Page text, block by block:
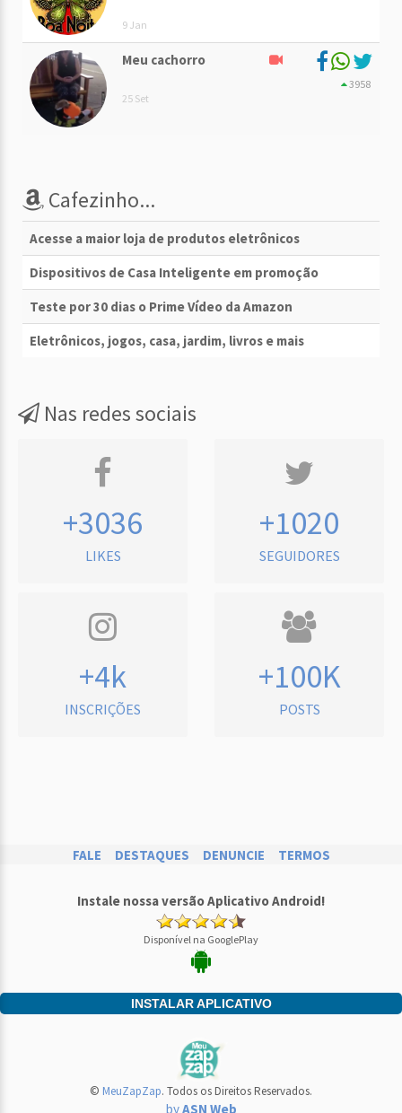
9 Jan
Meu cachorro
25 Set
3958
Cafezinho...
Acesse a maior loja de produtos eletrônicos
Dispositivos de Casa Inteligente em promoção
Teste por 30 dias o Prime Vídeo da Amazon
Eletrônicos, jogos, casa, jardim, livros e mais
Nas redes sociais
+3036
LIKES
+1020
SEGUIDORES
+4k
INSCRIÇÕES
+100K
POSTS
FALE DESTAQUES DENUNCIE TERMOS
Instale nossa versão Aplicativo Android!
Disponível na GooglePlay
INSTALAR APLICATIVO
© MeuZapZap. Todos os Direitos Reservados.
byASN Web